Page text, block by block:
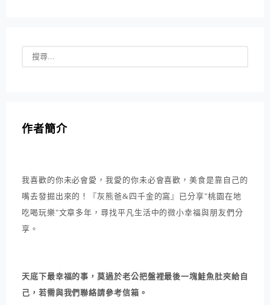
作者簡介
我喜歡的你未必會愛，我愛的你未必會喜歡，美食是靠自己的
嘴去發掘出來的！『灰熊爸&四千金的窩』已分享"桃園在地
吃喝玩樂"文章多年，尋找平凡生活中的微小幸福與朋友們分
享。
天底下最幸福的事，莫過於老公把盤裡最後一塊鮭魚肚夾給自
己，若需與我們聯絡請參考信箱。